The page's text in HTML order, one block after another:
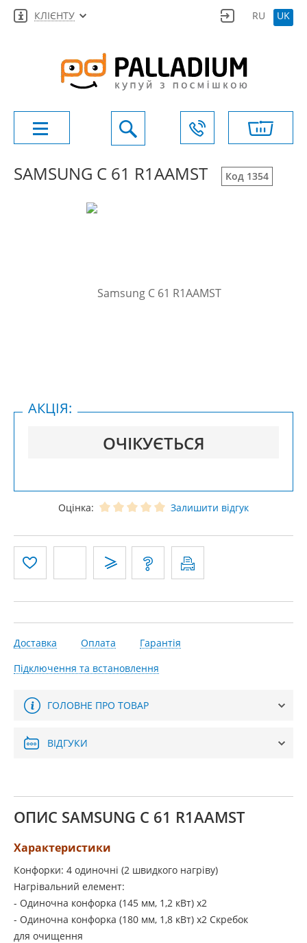
КЛІЄНТУ RU UK
SAMSUNG C 61 R1AAMST Код 1354
ОЧІКУЄТЬСЯ
АКЦІЯ:
Оцінка: Залишити відгук
Доставка Оплата
Гарантія
Підключення та встановлення
ГОЛОВНЕ ПРО ТОВАР
ВІДГУКИ
ОПИС SAMSUNG C 61 R1AAMST
Характеристики
Конфорки: 4 одиночні (2 швидкого нагріву)
Нагрівальний елемент:
- Одиночна конфорка (145 мм, 1,2 кВт) х2
- Одиночна конфорка (180 мм, 1,8 кВт) х2 Скребок
для очищення